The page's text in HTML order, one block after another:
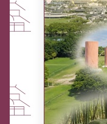
について
ふるさと納税なら、奈良